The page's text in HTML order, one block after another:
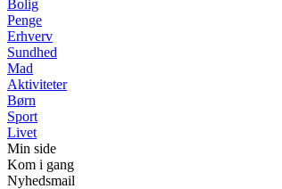
Bolig
Penge
Erhverv
Sundhed
Mad
Aktiviteter
Børn
Sport
Livet
Min side
Kom i gang
Nyhedsmail